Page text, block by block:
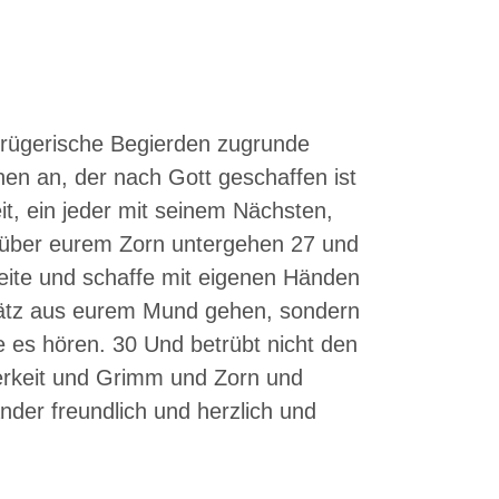
Begierden zugrunde
an, der nach Gott geschaffen ist
ein jeder mit seinem Nächsten,
eurem Zorn untergehen 27 und
und schaffe mit eigenen Händen
aus eurem Mund gehen, sondern
hören. 30 Und betrübt nicht den
und Grimm und Zorn und
freundlich und herzlich und